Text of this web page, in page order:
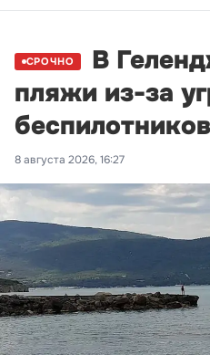
СРОЧНО
В
пляжи из-за
беспилотников
8 августа 2026, 16:27